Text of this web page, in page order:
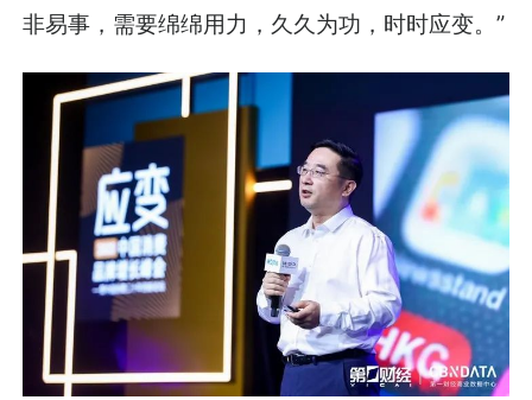
非易事，需要绵绵用力，久久为功，时时应变。”